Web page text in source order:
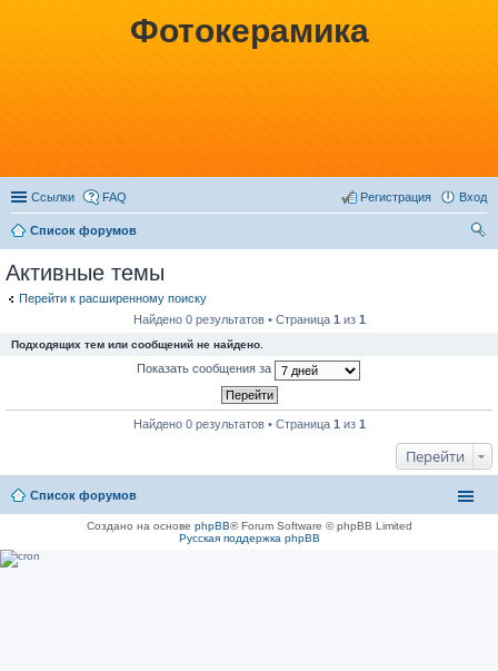
Фотокерамика
Ссылки FAQ Вход
Регистрация
Список форумов
Активные темы
Перейти к расширенному поиску
Найдено 0 результатов • Страница 1 из 1
Подходящих тем или сообщений не найдено.
Показать сообщения за
Найдено 0 результатов • Страница 1 из 1
Перейти
Список форумов
Создано на основе phpBB® Forum Software © phpBB Limited
Русская поддержка phpBB